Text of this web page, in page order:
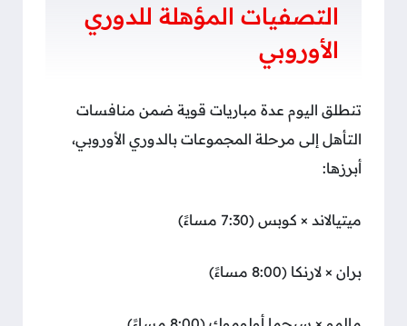
التصفيات المؤهلة للدوري
الأوروبي
تنطلق اليوم عدة مباريات قوية ضمن منافسات
التأهل إلى مرحلة المجموعات بالدوري الأوروبي،
أبرزها:
ميتيالاند × كوبس (7:30 مساءً)
بران × لارنكا (8:00 مساءً)